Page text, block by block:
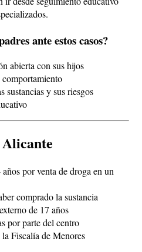
ante estos casos?
abierta con sus hijos
comportamiento
sustancias y sus riesgos
Alicante
por venta de droga en un
comprado la sustancia
de 17 años
por parte del centro
Fiscalía de Menores